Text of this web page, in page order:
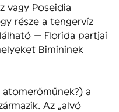
vagy Poseidia
része a tengervíz
— Florida partjai
Bimininek
atomerőműnek?) a
Az „alvó